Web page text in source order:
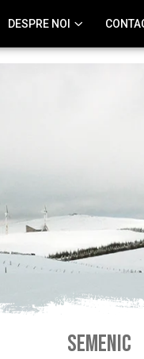
DESPRE NOI
Semenic